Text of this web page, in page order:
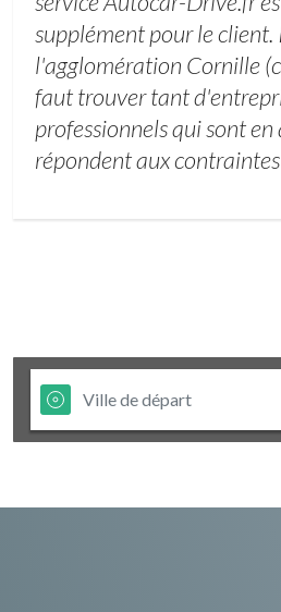
supplément pour le client.
l'agglomération Cornille
faut trouver tant
professionnels qui sont
répondent aux